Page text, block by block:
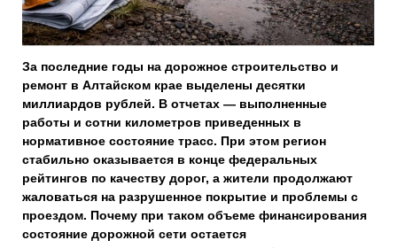
За последние годы на дорожное строительство и
ремонт в Алтайском крае выделены десятки
миллиардов рублей. В отчетах — выполненные
работы и сотни километров приведенных в
нормативное состояние трасс. При этом регион
стабильно оказывается в конце федеральных
рейтингов по качеству дорог, а жители продолжают
жаловаться на разрушенное покрытие и проблемы с
проездом. Почему при таком объеме финансирования
состояние дорожной сети остается